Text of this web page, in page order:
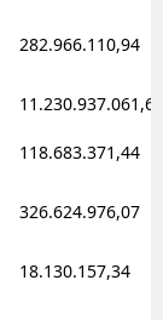
282.966.110,94
11.230.937.061,62
118.683.371,44
326.624.976,07
18.130.157,34